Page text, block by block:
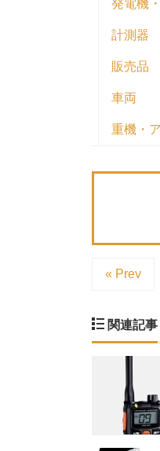
発電機
計測器
販売品
車両
重機・
« Prev
関連記事